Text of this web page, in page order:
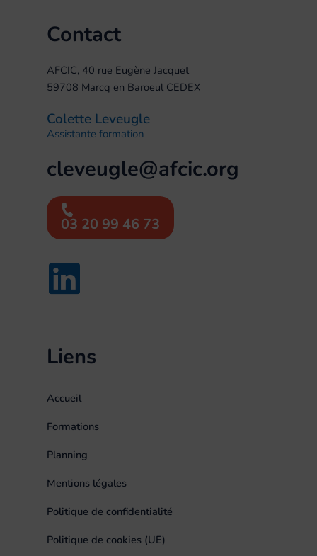
Contact
AFCIC, 40 rue Eugène Jacquet
59708 Marcq en Baroeul CEDEX
Colette Leveugle
Assistante formation
cleveugle@afcic.org
03 20 99 46 73
Liens
Accueil
Formations
Planning
Mentions légales
Politique de confidentialité
Politique de cookies (UE)